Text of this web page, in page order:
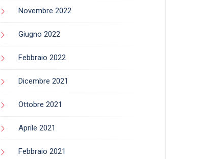
Novembre 2022
Giugno 2022
Febbraio 2022
Dicembre 2021
Ottobre 2021
Aprile 2021
Febbraio 2021